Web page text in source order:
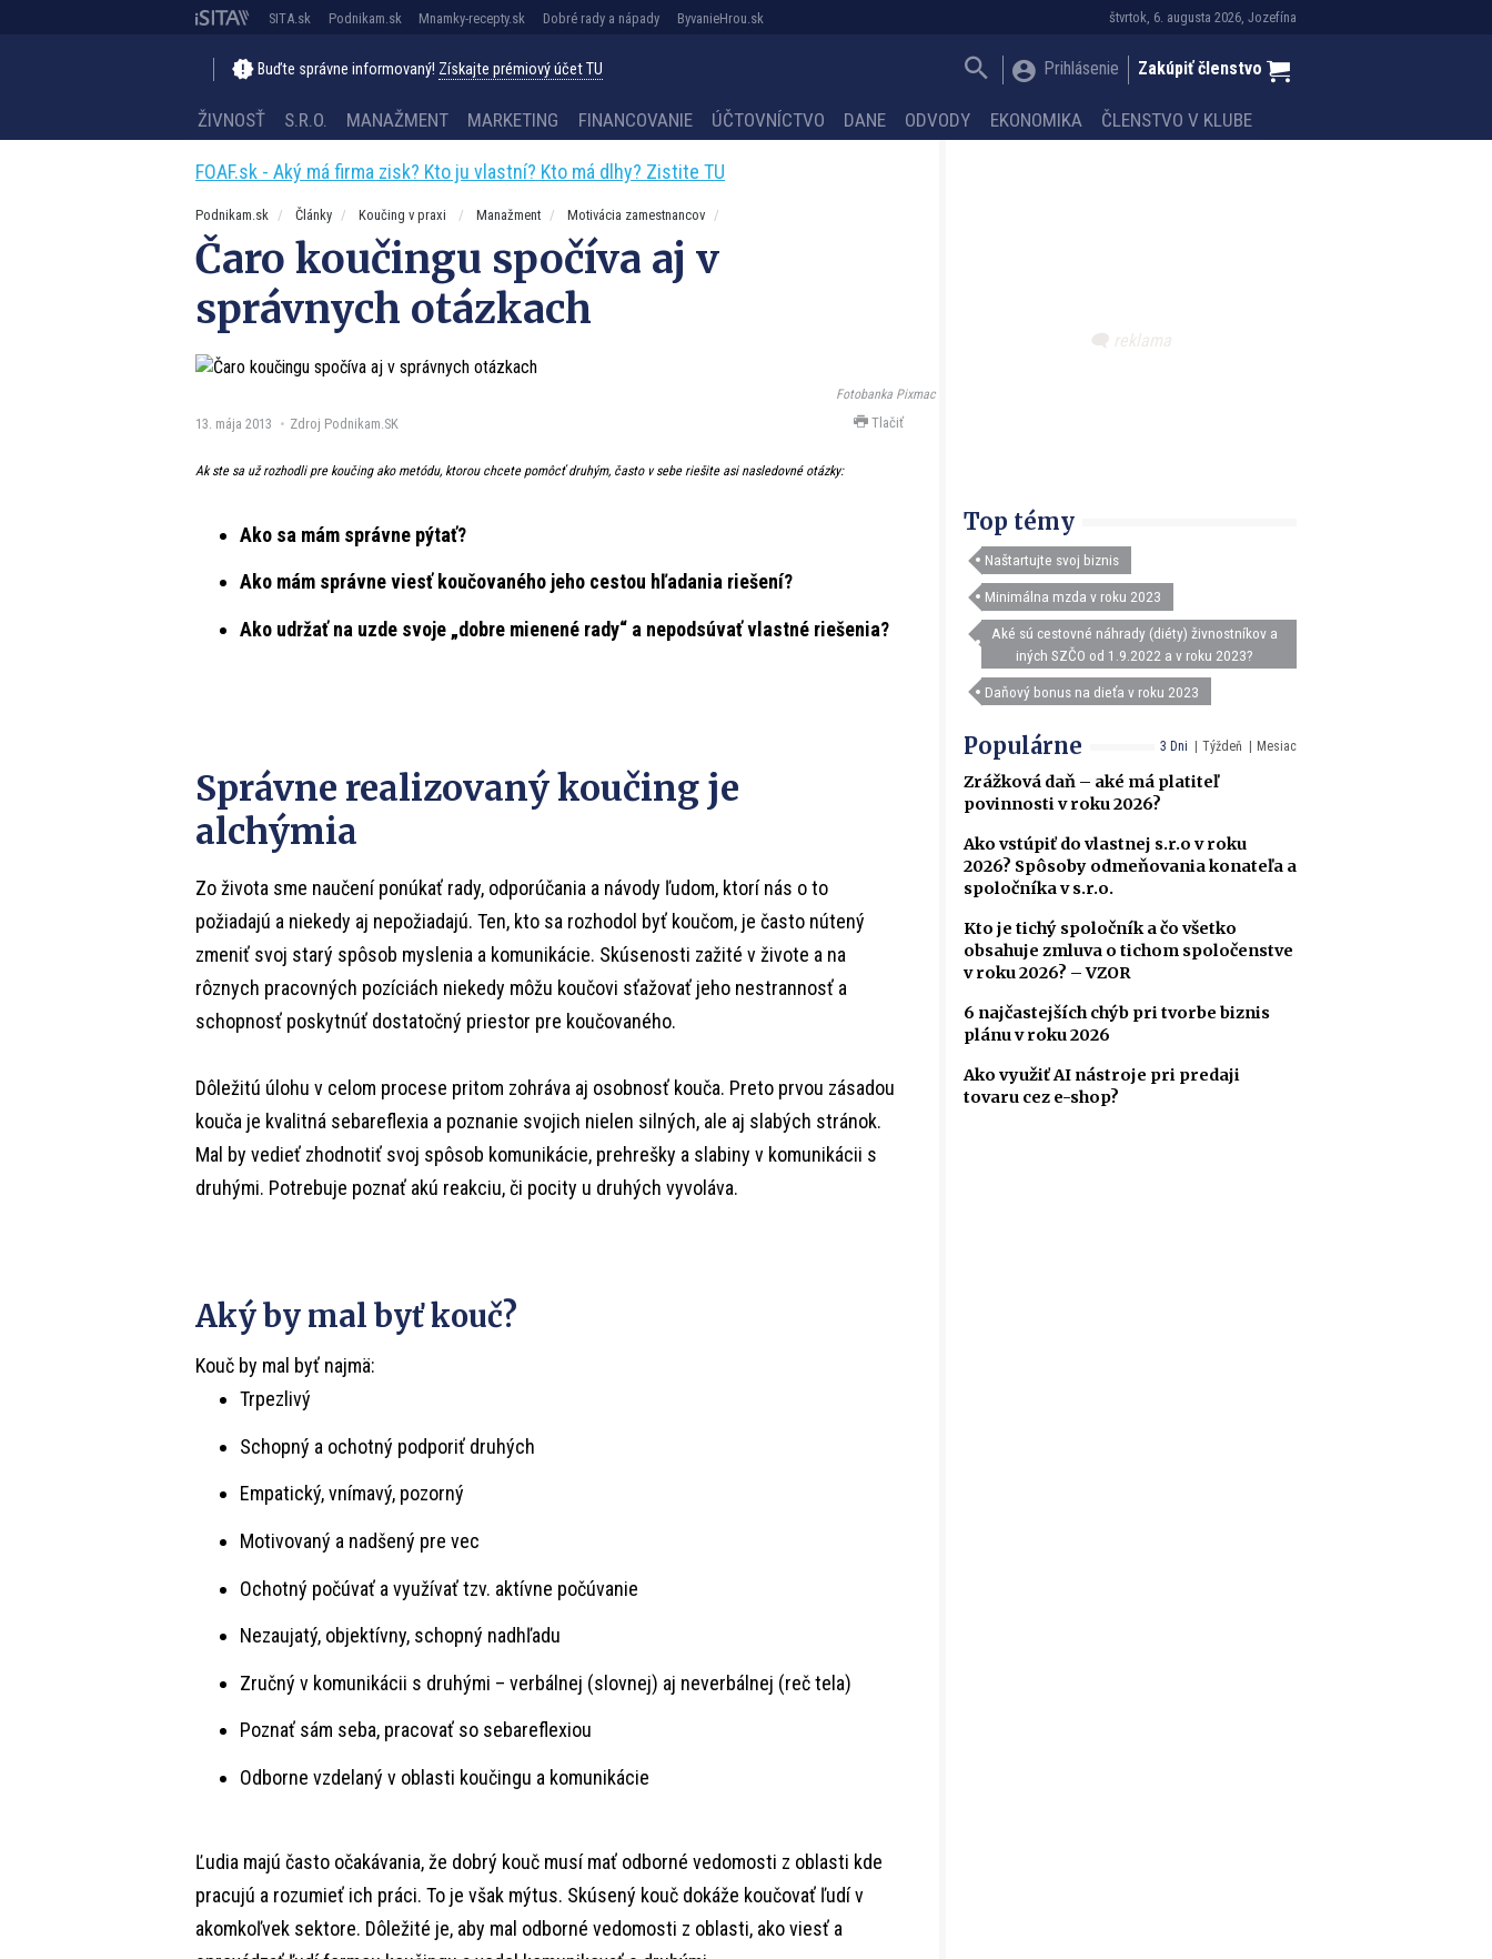
štvrtok, 6. augusta 2026, Jozefína
SITA.sk Podnikam.sk Mnamky-recepty.sk Dobré rady a nápady ByvanieHrou.sk
Buďte správne informovaný! Získajte prémiový účet TU Prihlásenie Zakúpiť členstvo
ŽIVNOSŤ S.R.O. MANAŽMENT MARKETING FINANCOVANIE ÚČTOVNÍCTVO DANE ODVODY EKONOMIKA ČLENSTVO V KLUBE
FOAF.sk - Aký má firma zisk? Kto ju vlastní? Kto má dlhy? Zistite TU
Podnikam.sk Články Koučing v praxi Manažment Motivácia zamestnancov
Čaro koučingu spočíva aj v
správnych otázkach
Fotobanka Pixmac
13. mája 2013 Zdroj Podnikam.SK Tlačiť
Ak ste sa už rozhodli pre koučing ako metódu, ktorou chcete pomôcť druhým, často v sebe riešite asi nasledovné otázky:
Ako sa mám správne pýtať?
Ako mám správne viesť koučovaného jeho cestou hľadania riešení?
Ako udržať na uzde svoje „dobre mienené rady“ a nepodsúvať vlastné riešenia?
Správne realizovaný koučing je
alchýmia
Zo života sme naučení ponúkať rady, odporúčania a návody ľudom, ktorí nás o to
požiadajú a niekedy aj nepožiadajú. Ten, kto sa rozhodol byť koučom, je často nútený
zmeniť svoj starý spôsob myslenia a komunikácie. Skúsenosti zažité v živote a na
rôznych pracovných pozíciách niekedy môžu koučovi sťažovať jeho nestrannosť a
schopnosť poskytnúť dostatočný priestor pre koučovaného.
Dôležitú úlohu v celom procese pritom zohráva aj osobnosť kouča. Preto prvou zásadou
kouča je kvalitná sebareflexia a poznanie svojich nielen silných, ale aj slabých stránok.
Mal by vedieť zhodnotiť svoj spôsob komunikácie, prehrešky a slabiny v komunikácii s
druhými. Potrebuje poznať akú reakciu, či pocity u druhých vyvoláva.
Aký by mal byť kouč?
Kouč by mal byť najmä:
Trpezlivý
Schopný a ochotný podporiť druhých
Empatický, vnímavý, pozorný
Motivovaný a nadšený pre vec
Ochotný počúvať a využívať tzv. aktívne počúvanie
Nezaujatý, objektívny, schopný nadhľadu
Zručný v komunikácii s druhými – verbálnej (slovnej) aj neverbálnej (reč tela)
Poznať sám seba, pracovať so sebareflexiou
Odborne vzdelaný v oblasti koučingu a komunikácie
Ľudia majú často očakávania, že dobrý kouč musí mať odborné vedomosti z oblasti kde
pracujú a rozumieť ich práci. To je však mýtus. Skúsený kouč dokáže koučovať ľudí v
akomkoľvek sektore. Dôležité je, aby mal odborné vedomosti z oblasti, ako viesť a
Top témy
Naštartujte svoj biznis
Minimálna mzda v roku 2023
Aké sú cestovné náhrady (diéty) živnostníkov a
iných SZČO od 1.9.2022 a v roku 2023?
Daňový bonus na dieťa v roku 2023
3 Dni Týždeň Mesiac
Populárne
Zrážková daň – aké má platiteľ
povinnosti v roku 2026?
Ako vstúpiť do vlastnej s.r.o v roku
2026? Spôsoby odmeňovania konateľa a
spoločníka v s.r.o.
Kto je tichý spoločník a čo všetko
obsahuje zmluva o tichom spoločenstve
v roku 2026? – VZOR
6 najčastejších chýb pri tvorbe biznis
plánu v roku 2026
Ako využiť AI nástroje pri predaji
tovaru cez e-shop?